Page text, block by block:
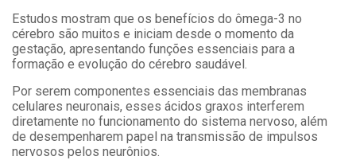
Estudos mostram que os benefícios do ômega-3 no
cérebro são muitos e iniciam desde o momento da
gestação, apresentando funções essenciais para a
formação e evolução do cérebro saudável.
Por serem componentes essenciais das membranas
celulares neuronais, esses ácidos graxos interferem
diretamente no funcionamento do sistema nervoso, além
de desempenharem papel na transmissão de impulsos
nervosos pelos neurônios.